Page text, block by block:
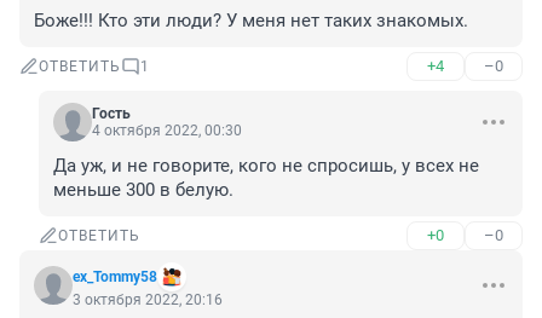
Боже!!! Кто эти люди? У меня нет таких знакомых.
ОТВЕТИТЬ 1 +4 –0
Гость
4 октября 2022, 00:30
Да уж, и не говорите, кого не спросишь, у всех не
меньше 300 в белую.
ОТВЕТИТЬ +0 –0
ex_Tommy58
3 октября 2022, 20:16